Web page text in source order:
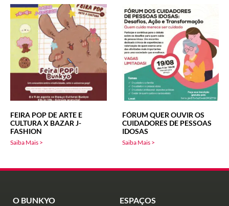
FEIRA POP DE ARTE E
CULTURA X BAZAR J-
FASHION
Saiba Mais >
FÓRUM QUER OUVIR OS
CUIDADORES DE PESSOAS
IDOSAS
Saiba Mais >
O BUNKYO ESPAÇOS